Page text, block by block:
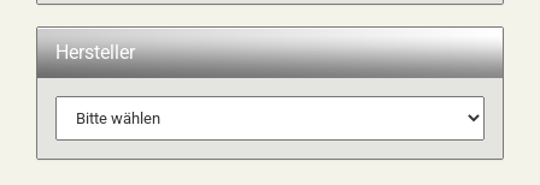
Hersteller